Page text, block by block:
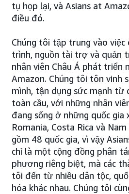
tụ họp lại, và Asians at
điều đó.
Chúng tôi tập trung vào việc
trình, nguồn tài trợ và quản
nhân viên Châu Á phát triển
Amazon. Chúng tôi tôn vinh
mình, tận dụng sức mạnh từ
toàn cầu, với những nhân
đang sống ở những quốc gia
Romania, Costa Rica và
gồm 48 quốc gia, vì vậy
chỉ là một cộng đồng phân
phương riêng biệt, mà các
tôi đến từ nhiều dân tộc,
hóa khác nhau. Chúng tôi